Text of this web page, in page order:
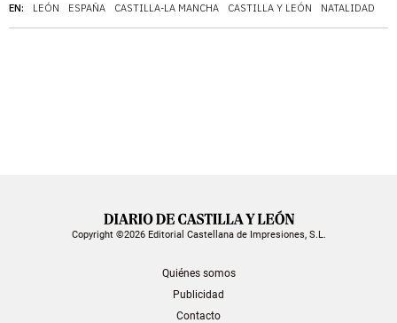
EN: LEÓN ESPAÑA CASTILLA-LA MANCHA CASTILLA Y LEÓN NATALIDAD
Copyright ©2026 Editorial Castellana de Impresiones, S.L.
Quiénes somos
Publicidad
Contacto